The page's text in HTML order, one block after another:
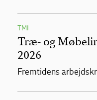
TMI
Træ- og
2026
Fremtidens